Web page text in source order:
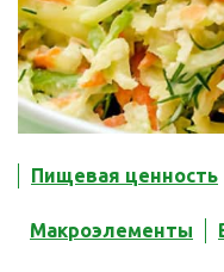
Пищевая ценность
Макроэлементы